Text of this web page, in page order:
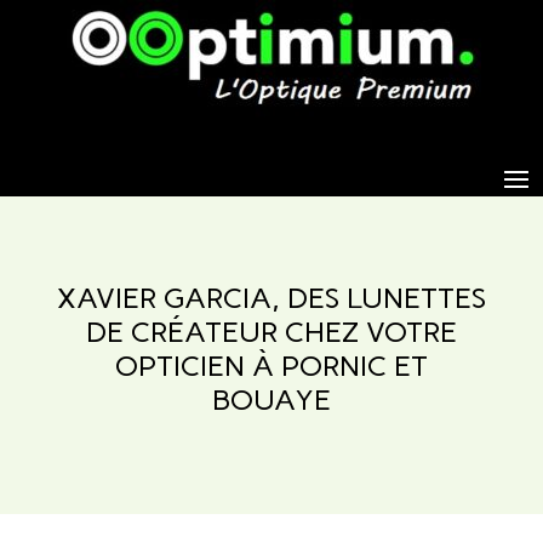
XAVIER GARCIA, DES LUNETTES
DE CRÉATEUR CHEZ VOTRE
OPTICIEN À PORNIC ET
BOUAYE